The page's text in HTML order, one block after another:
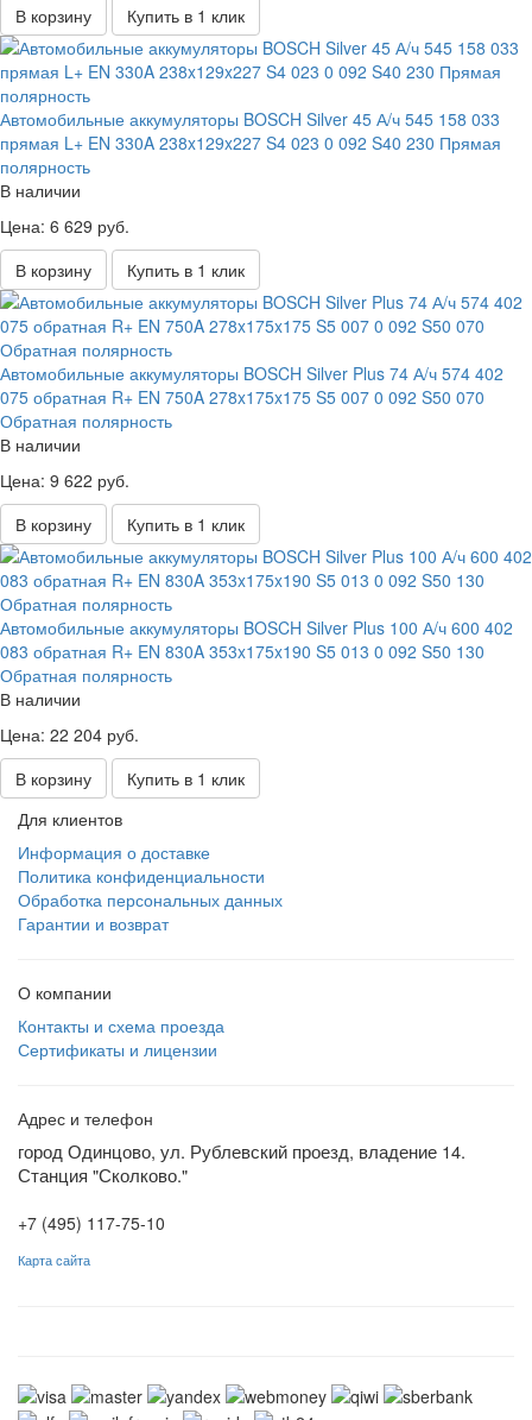
В корзину
Купить в 1 клик
Автомобильные аккумуляторы BOSCH Silver 45 А/ч 545 158 033
прямая L+ EN 330A 238x129x227 S4 023 0 092 S40 230 Прямая
полярность
В наличии
Цена: 6 629 руб.
В корзину
Купить в 1 клик
Автомобильные аккумуляторы BOSCH Silver Plus 74 А/ч 574 402
075 обратная R+ EN 750A 278x175x175 S5 007 0 092 S50 070
Обратная полярность
В наличии
Цена: 9 622 руб.
В корзину
Купить в 1 клик
Автомобильные аккумуляторы BOSCH Silver Plus 100 А/ч 600 402
083 обратная R+ EN 830A 353x175x190 S5 013 0 092 S50 130
Обратная полярность
В наличии
Цена: 22 204 руб.
В корзину
Купить в 1 клик
Для клиентов
Информация о доставке
Политика конфиденциальности
Обработка персональных данных
Гарантии и возврат
О компании
Контакты и схема проезда
Сертификаты и лицензии
Адрес и телефон
город Одинцово, ул. Рублевский проезд, владение 14.
Станция "Сколково."
+7 (495) 117-75-10
Карта сайта